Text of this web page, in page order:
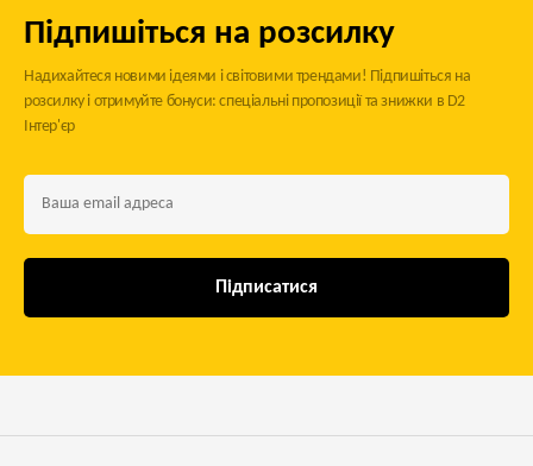
Підпишіться на розсилку
Надихайтеся новими ідеями і світовими трендами! Підпишіться на
розсилку і отримуйте бонуси: спеціальні пропозиції та знижки в D2
Інтер'єр
Підписатися